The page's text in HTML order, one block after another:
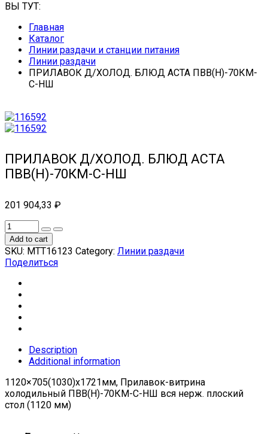
ВЫ ТУТ:
Главная
Каталог
Линии раздачи и станции питания
Линии раздачи
ПРИЛАВОК Д/ХОЛОД. БЛЮД АСТА ПВВ(Н)-70КМ-
С-НШ
ПРИЛАВОК Д/ХОЛОД. БЛЮД АСТА
ПВВ(Н)-70КМ-С-НШ
201 904,33 ₽
Add to cart
SKU: МТТ16123 Category: Линии раздачи
Поделиться
Description
Additional information
1120×705(1030)x1721мм, Прилавок-витрина
холодильный ПВВ(Н)-70КМ-С-НШ вся нерж. плоский
стол (1120 мм)